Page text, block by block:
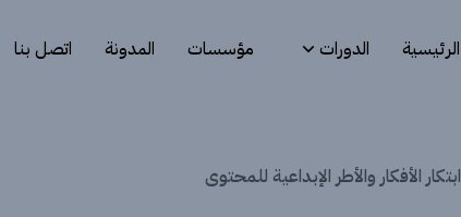
الرئيسية الدورات مؤسسات المدونة اتصل بنا
ابتكار الأفكار والأطر الإبداعية للمحتوى